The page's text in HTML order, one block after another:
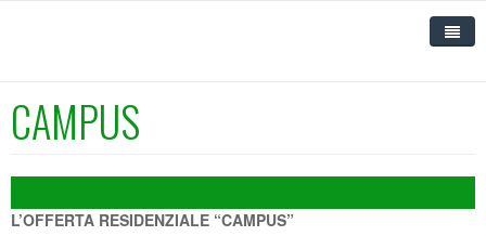
CAMPUS
L’OFFERTA RESIDENZIALE “CAMPUS”
HOME
CHI SIAMO
SERVIZI RESIDENZIALI E DIURNI